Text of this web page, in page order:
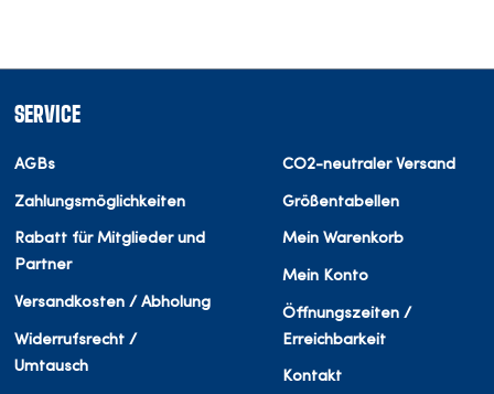
SERVICE
AGBs
Zahlungsmöglichkeiten
Rabatt für Mitglieder und
Partner
Versandkosten / Abholung
Widerrufsrecht /
Umtausch
CO2-neutraler Versand
Größentabellen
Mein Warenkorb
Mein Konto
Öffnungszeiten /
Erreichbarkeit
Kontakt